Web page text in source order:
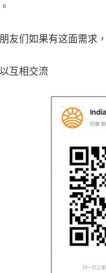
友们如果有这面需求
互相交流